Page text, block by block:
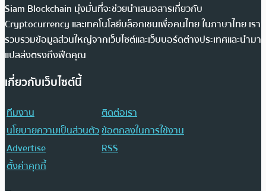
Siam Blockchain มุ่งมั่นที่จะช่วยนำเสนอสารเกี่ยวกับ
Cryptocurrency และเทคโนโลยีบล็อกเชนเพื่อคนไทย ในภาษาไทย เรา
รวบรวมข้อมูลส่วนใหญ่จากเว็บไซต์และเว็บบอร์ดต่างประเทศและนำมา
แปลส่งตรงถึงฟีดคุณ
เกี่ยวกับเว็บไซต์นี้
ทีมงาน
ติดต่อเรา
นโยบายความเป็นส่วนตัวข้อตกลงในการใช้งาน
Advertise
RSS
ตั้งค่าคุกกี้